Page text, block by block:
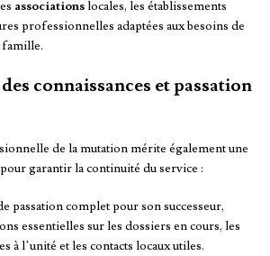
associationslocales, les établissements
professionnelles adaptées aux besoins de
famille.
connaissances et passation
de la mutation mérite également une
garantir la continuité du service :
passation complet pour son successeur,
essentielles sur les dossiers en cours, les
à l’unité et les contacts locaux utiles.